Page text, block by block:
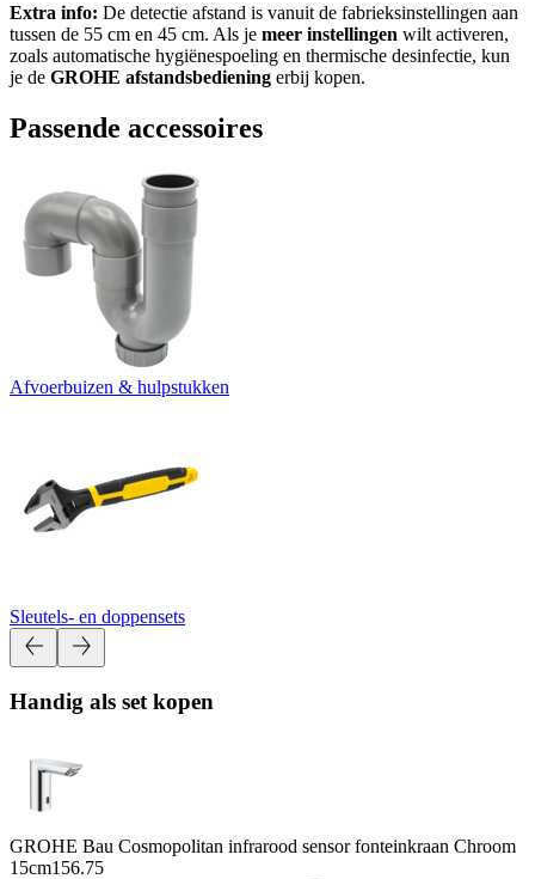
Extra info: De detectie afstand is vanuit de fabrieksinstellingen aan
tussen de 55 cm en 45 cm. Als je meer instellingen wilt activeren,
zoals automatische hygiënespoeling en thermische desinfectie, kun
je de GROHE afstandsbediening erbij kopen.
Passende accessoires
Afvoerbuizen & hulpstukken
Sleutels- en doppensets
Handig als set kopen
GROHE Bau Cosmopolitan infrarood sensor fonteinkraan Chroom
15cm156.75